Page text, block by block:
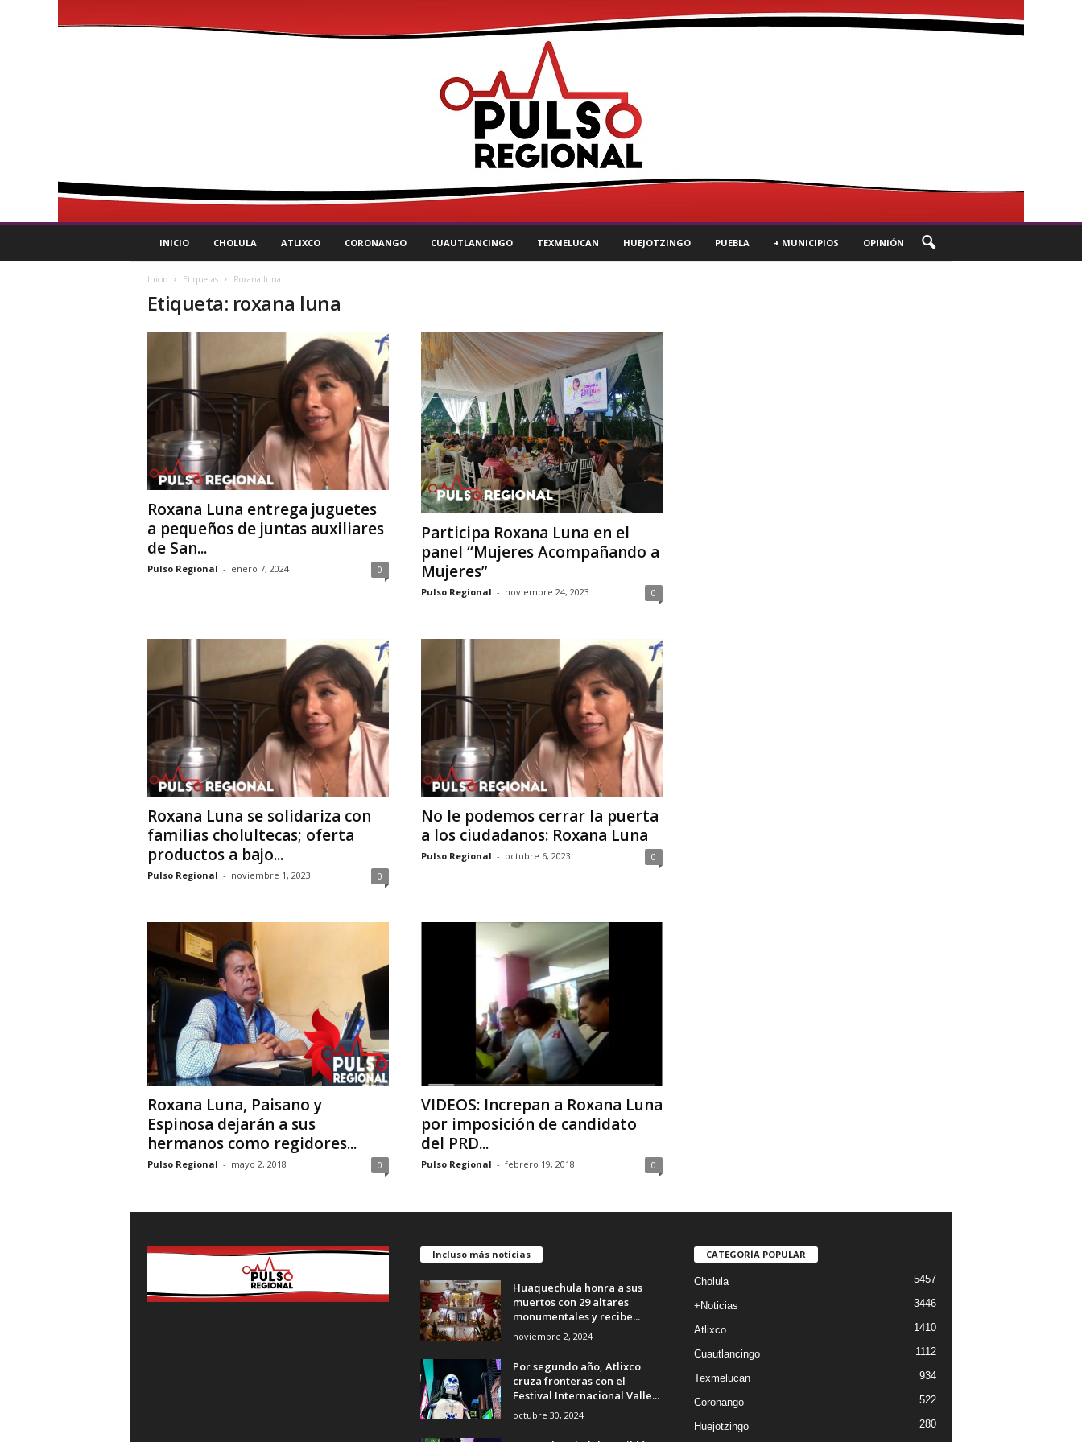
l
INICIO CHOLULA ATLIXCO CORONANGO CUAUTLANCINGO TEXMELUCAN HUEJOTZINGO PUEBLA + MUNICIPIOS OPINIÓN
Inicio Etiquetas Roxana luna
Etiqueta: roxana luna
Roxana Luna entrega juguetes
a pequeños de juntas auxiliares
de San...
Pulso Regional - enero 7, 2024 0
Participa Roxana Luna en el
panel “Mujeres Acompañando a
Mujeres”
Pulso Regional - noviembre 24, 2023 0
Roxana Luna se solidariza con
familias cholultecas; oferta
productos a bajo...
Pulso Regional - noviembre 1, 2023 0
No le podemos cerrar la puerta
a los ciudadanos: Roxana Luna
Pulso Regional - octubre 6, 2023 0
Roxana Luna, Paisano y
Espinosa dejarán a sus
hermanos como regidores...
Pulso Regional - mayo 2, 2018 0
VIDEOS: Increpan a Roxana Luna
por imposición de candidato
del PRD...
Pulso Regional - febrero 19, 2018 0
Incluso más noticias
Huaquechula honra a sus
muertos con 29 altares
monumentales y recibe...
noviembre 2, 2024
Por segundo año, Atlixco
cruza fronteras con el
Festival Internacional Valle...
octubre 30, 2024
CATEGORÍA POPULAR
Cholula 5457
+Noticias 3446
Atlixco 1410
Cuautlancingo 1112
Texmelucan 934
Coronango 522
Huejotzingo 280